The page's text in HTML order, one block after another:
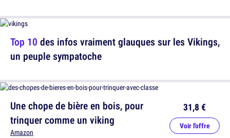
Top 10 des infos vraiment glauques sur les Vikings,
un peuple sympatoche
Une chope de bière en bois, pour
trinquer comme un viking
Amazon
31,8 €
Voir l'offre